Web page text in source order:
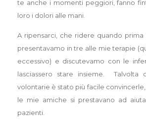
te anche i momenti peggiori, fanno
loro i dolori alle mani.
A ripensarci, che ridere quando
presentavamo in tre alle mie terapie
eccessivo) e discutevamo con le
lasciassero stare insieme. Talvolta
volontarie è stato più facile
le mie amiche si prestavano ad
pazienti.